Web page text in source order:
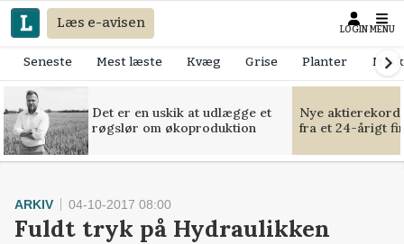
Læs e-avisen LOGIN MENU
Seneste Mest læste Kvæg Grise Planter
Det er en uskik at udlægge et
røgslør om økoproduktion
Nye
fra et 24-årigt
ARKIV 04-10-2017 08:00
Fuldt tryk på Hydraulikken